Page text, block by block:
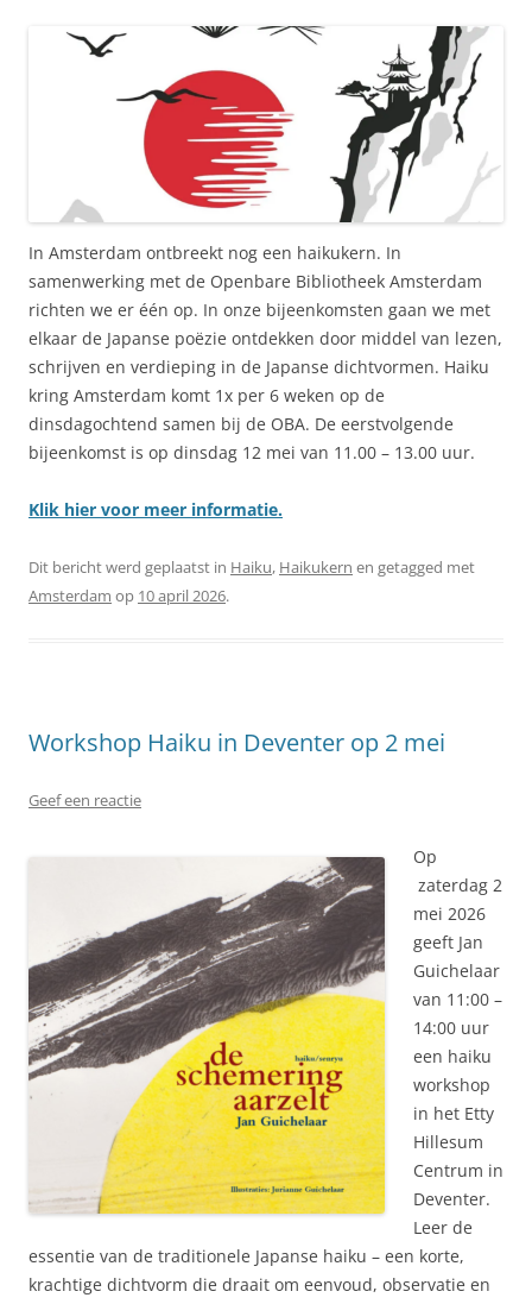
In Amsterdam ontbreekt nog een haikukern. In
samenwerking met de Openbare Bibliotheek Amsterdam
richten we er één op. In onze bijeenkomsten gaan we met
elkaar de Japanse poëzie ontdekken door middel van lezen,
schrijven en verdieping in de Japanse dichtvormen. Haiku
kring Amsterdam komt 1x per 6 weken op de
dinsdagochtend samen bij de OBA. De eerstvolgende
bijeenkomst is op dinsdag 12 mei van 11.00 – 13.00 uur.
Klik hier voor meer informatie.
Dit bericht werd geplaatst in Haiku, Haikukern en getagged met
Amsterdam op 10 april 2026.
Workshop Haiku in Deventer op 2 mei
Geef een reactie
Op
zaterdag 2
mei 2026
geeft Jan
Guichelaar
van 11:00 –
14:00 uur
een haiku
workshop
in het Etty
Hillesum
Centrum in
Deventer.
Leer de
essentie van de traditionele Japanse haiku – een korte,
krachtige dichtvorm die draait om eenvoud, observatie en